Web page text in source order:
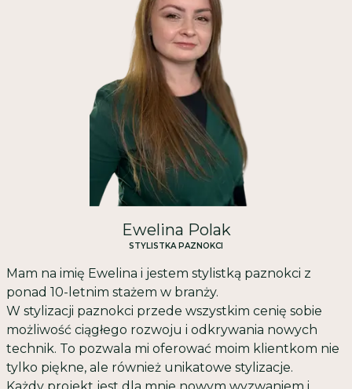
Ewelina Polak
STYLISTKA PAZNOKCI
Mam na imię Ewelina i jestem stylistką paznokci z
ponad 10-letnim stażem w branży.
W stylizacji paznokci przede wszystkim cenię sobie
możliwość ciągłego rozwoju i odkrywania nowych
technik. To pozwala mi oferować moim klientkom nie
tylko piękne, ale również unikatowe stylizacje.